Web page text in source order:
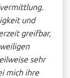
und
greifbar,
sehr
mich ihre